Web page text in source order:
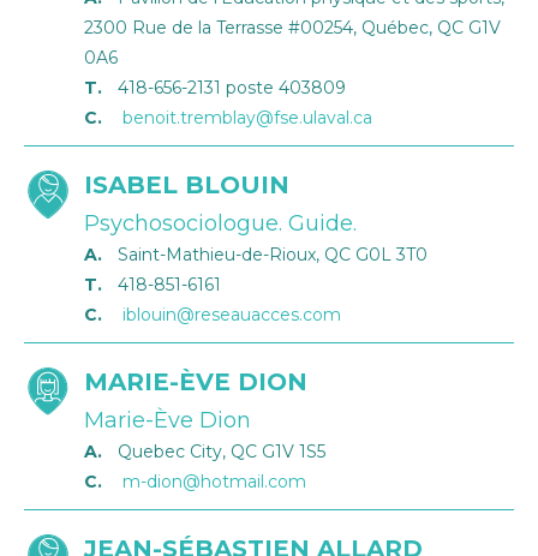
2300 Rue de la Terrasse #00254, Québec, QC G1V
0A6
T.
418-656-2131 poste 403809
C.
benoit.tremblay@fse.ulaval.ca
ISABEL BLOUIN
Psychosociologue. Guide.
A.
Saint-Mathieu-de-Rioux, QC G0L 3T0
T.
418-851-6161
C.
iblouin@reseauacces.com
MARIE-ÈVE DION
Marie-Ève Dion
A.
Quebec City, QC G1V 1S5
C.
m-dion@hotmail.com
JEAN-SÉBASTIEN ALLARD